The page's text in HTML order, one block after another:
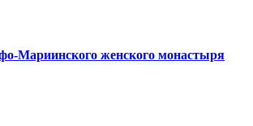
Мариинского женского монастыря